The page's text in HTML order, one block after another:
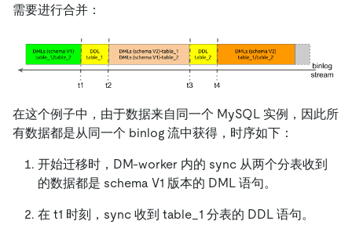
需要进行合并：
在这个例子中，由于数据来自同一个 MySQL 实例，因此所
有数据都是从同一个 binlog 流中获得，时序如下：
开始迁移时，DM-worker 内的 sync 从两个分表收到
的数据都是 schema V1 版本的 DML 语句。
在 t1 时刻，sync 收到 table_1 分表的 DDL 语句。